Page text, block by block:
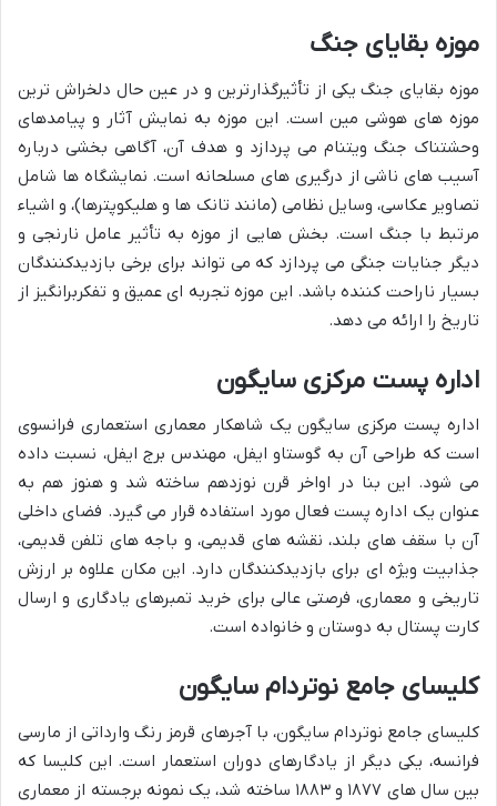
موزه بقایای جنگ
موزه بقایای جنگ یکی از تأثیرگذارترین و در عین حال دلخراش ترین
موزه های هوشی مین است. این موزه به نمایش آثار و پیامدهای
وحشتناک جنگ ویتنام می پردازد و هدف آن، آگاهی بخشی درباره
آسیب های ناشی از درگیری های مسلحانه است. نمایشگاه ها شامل
تصاویر عکاسی، وسایل نظامی (مانند تانک ها و هلیکوپترها)، و اشیاء
مرتبط با جنگ است. بخش هایی از موزه به تأثیر عامل نارنجی و
دیگر جنایات جنگی می پردازد که می تواند برای برخی بازدیدکنندگان
بسیار ناراحت کننده باشد. این موزه تجربه ای عمیق و تفکربرانگیز از
تاریخ را ارائه می دهد.
اداره پست مرکزی سایگون
اداره پست مرکزی سایگون یک شاهکار معماری استعماری فرانسوی
است که طراحی آن به گوستاو ایفل، مهندس برج ایفل، نسبت داده
می شود. این بنا در اواخر قرن نوزدهم ساخته شد و هنوز هم به
عنوان یک اداره پست فعال مورد استفاده قرار می گیرد. فضای داخلی
آن با سقف های بلند، نقشه های قدیمی، و باجه های تلفن قدیمی،
جذابیت ویژه ای برای بازدیدکنندگان دارد. این مکان علاوه بر ارزش
تاریخی و معماری، فرصتی عالی برای خرید تمبرهای یادگاری و ارسال
کارت پستال به دوستان و خانواده است.
کلیسای جامع نوتردام سایگون
کلیسای جامع نوتردام سایگون، با آجرهای قرمز رنگ وارداتی از مارسی
فرانسه، یکی دیگر از یادگارهای دوران استعمار است. این کلیسا که
بین سال های ۱۸۷۷ و۱۸۸۳ ساخته شد، یک نمونه برجسته از معماری